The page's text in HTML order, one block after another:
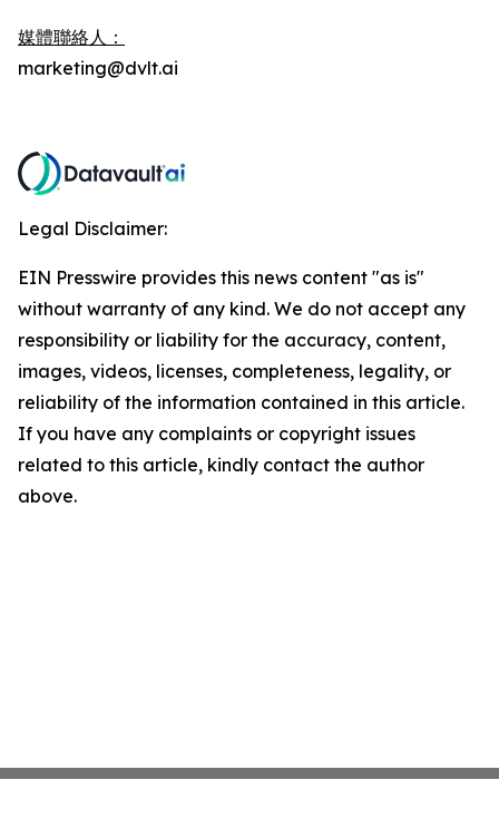
媒體聯絡人：
marketing@dvlt.ai
Legal Disclaimer:
EIN Presswire provides this news content "as is"
without warranty of any kind. We do not accept any
responsibility or liability for the accuracy, content,
images, videos, licenses, completeness, legality, or
reliability of the information contained in this article.
If you have any complaints or copyright issues
related to this article, kindly contact the author
above.